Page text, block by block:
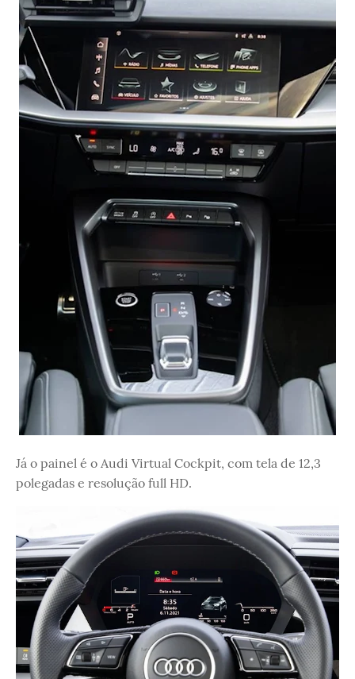
Já o painel é o Audi Virtual Cockpit, com tela de 12,3
polegadas e resolução full HD.